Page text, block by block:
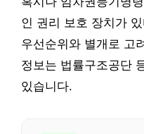
인 권리 보호 장치가
우선순위와 별개로 고
정보는 법률구조공단
있습니다.